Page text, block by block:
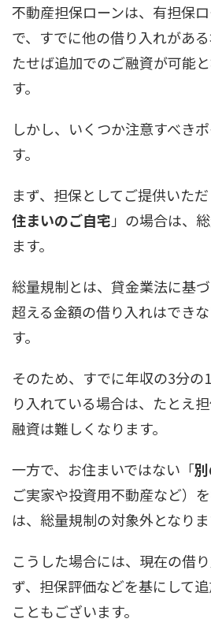
不動産担保ローンは、有担保
で、すでに他の借り入れがあ
たせば追加でのご融資が可能
す。
しかし、いくつか注意すべき
す。
まず、担保としてご提供いた
住まいのご自宅」の場合は、
ます。
総量規制とは、貸金業法に基
超える金額の借り入れはでき
す。
そのため、すでに年収の3分
り入れている場合は、たとえ
融資は難しくなります。
一方で、お住まいではない「
ご実家や投資用不動産など）
は、総量規制の対象外となりま
こうした場合には、現在の借
ず、担保評価などを基にして
こともございます。